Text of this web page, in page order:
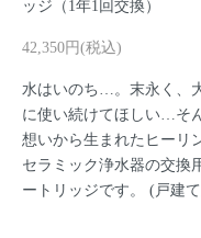
ッジ（1年1回交換）
42,350円(税込)
水はいのち…。末永く、
に使い続けてほしい…そ
想いから生まれたヒーリ
セラミック浄水器の交換
ートリッジです。 (戸建